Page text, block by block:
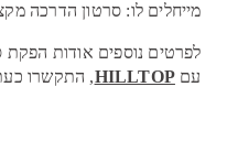
מייחלים לו: סרטון הדרכה
לפרטים נוספים אודות הפקת
עםHILLTOP, התקשרו כעת